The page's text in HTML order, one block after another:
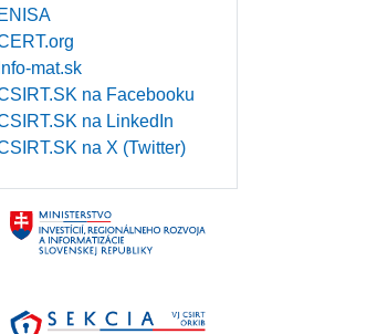
ENISA
Info-mat.sk
na Facebooku
na LinkedIn
na X (Twitter)